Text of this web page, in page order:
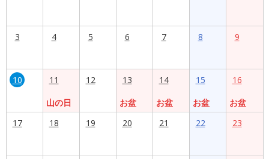
3 4 5 6 7 8 9
10
11
山の日
12
13
お盆
14
お盆
15
お盆
16
お盆
17
18 19 20 21 22 23